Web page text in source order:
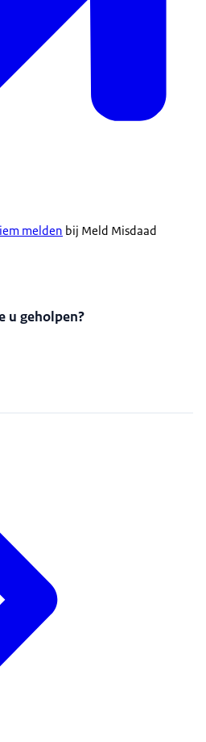
melden bij Meld Misdaad
u geholpen?